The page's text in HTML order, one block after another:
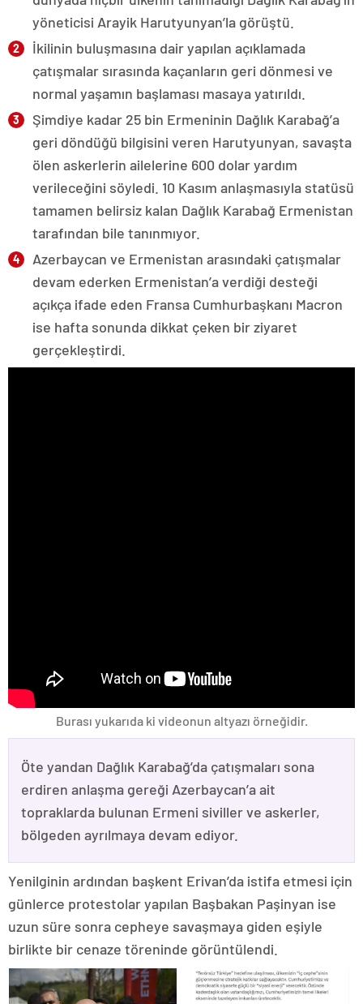
yöneticisi Arayik Harutyunyan’la görüştü.
İkilinin buluşmasına dair yapılan açıklamada
çatışmalar sırasında kaçanların geri dönmesi ve
normal yaşamın başlaması masaya yatırıldı.
Şimdiye kadar 25 bin Ermeninin Dağlık Karabağ’a
geri döndüğü bilgisini veren Harutyunyan, savaşta
ölen askerlerin ailelerine 600 dolar yardım
verileceğini söyledi. 10 Kasım anlaşmasıyla statüsü
tamamen belirsiz kalan Dağlık Karabağ Ermenistan
tarafından bile tanınmıyor.
Azerbaycan ve Ermenistan arasındaki çatışmalar
devam ederken Ermenistan’a verdiği desteği
açıkça ifade eden Fransa Cumhurbaşkanı Macron
ise hafta sonunda dikkat çeken bir ziyaret
gerçekleştirdi.
Burası yukarıda ki videonun altyazı örneğidir.
Öte yandan Dağlık Karabağ’da çatışmaları sona
erdiren anlaşma gereği Azerbaycan’a ait
topraklarda bulunan Ermeni siviller ve askerler,
bölgeden ayrılmaya devam ediyor.
Yenilginin ardından başkent Erivan’da istifa etmesi için
günlerce protestolar yapılan Başbakan Paşinyan ise
uzun süre sonra cepheye savaşmaya giden eşiyle
birlikte bir cenaze töreninde görüntülendi.